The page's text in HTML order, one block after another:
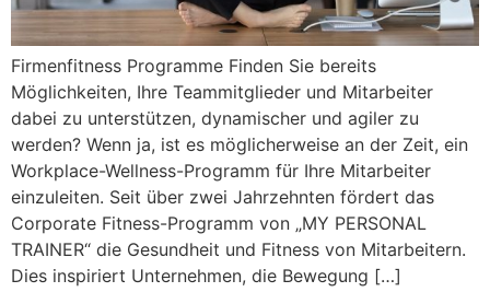
Firmenfitness Programme Finden Sie bereits
Möglichkeiten, Ihre Teammitglieder und Mitarbeiter
dabei zu unterstützen, dynamischer und agiler zu
werden? Wenn ja, ist es möglicherweise an der Zeit, ein
Workplace-Wellness-Programm für Ihre Mitarbeiter
einzuleiten. Seit über zwei Jahrzehnten fördert das
Corporate Fitness-Programm von „MY PERSONAL
TRAINER“ die Gesundheit und Fitness von Mitarbeitern.
Dies inspiriert Unternehmen, die Bewegung […]